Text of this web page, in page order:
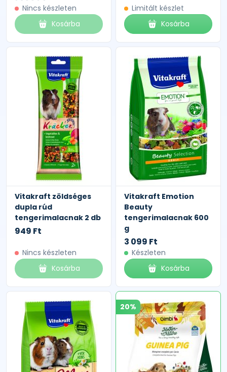
Nincs készleten
Kosárba
Limitált készlet
Kosárba
Vitakraft zöldséges
dupla rúd
tengerimalacnak 2 db
949 Ft
Nincs készleten
Kosárba
Vitakraft Emotion
Beauty
tengerimalacnak 600
g
3 099 Ft
Készleten
Kosárba
20%